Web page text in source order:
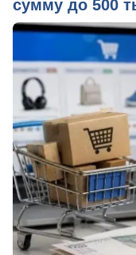
сумму до 500